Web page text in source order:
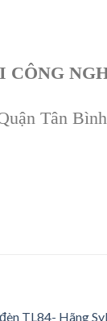
CÔNG
Tân